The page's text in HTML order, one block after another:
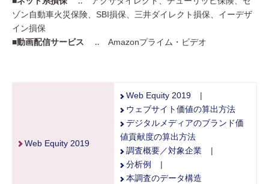
ゾン自動車火災保険、SBI損保、三井ダイレクト損保、イーデザ
イン損保
■動画配信サービス
‥ Amazonプライム・ビデオ
Web Equity 2019
Web Equity 2019
|
ウェブサイト価値の算出方法
デジタルメディアのブランド価
値貢献度の算出方法
調査概要／対象企業
|
分析例
|
本調査のデータ構造